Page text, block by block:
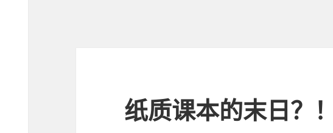
纸质课本的末日？